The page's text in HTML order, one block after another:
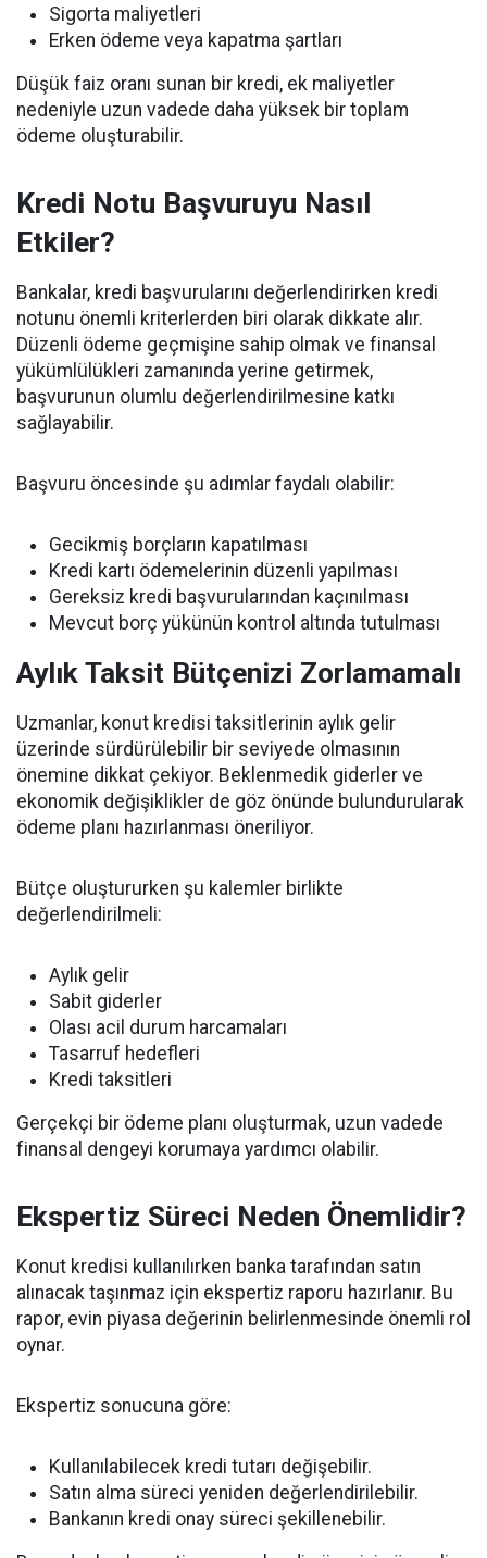
Sigorta maliyetleri
Erken ödeme veya kapatma şartları
Düşük faiz oranı sunan bir kredi, ek maliyetler
nedeniyle uzun vadede daha yüksek bir toplam
ödeme oluşturabilir.
Kredi Notu Başvuruyu Nasıl
Etkiler?
Bankalar, kredi başvurularını değerlendirirken kredi
notunu önemli kriterlerden biri olarak dikkate alır.
Düzenli ödeme geçmişine sahip olmak ve finansal
yükümlülükleri zamanında yerine getirmek,
başvurunun olumlu değerlendirilmesine katkı
sağlayabilir.
Başvuru öncesinde şu adımlar faydalı olabilir:
Gecikmiş borçların kapatılması
Kredi kartı ödemelerinin düzenli yapılması
Gereksiz kredi başvurularından kaçınılması
Mevcut borç yükünün kontrol altında tutulması
Aylık Taksit Bütçenizi Zorlamamalı
Uzmanlar, konut kredisi taksitlerinin aylık gelir
üzerinde sürdürülebilir bir seviyede olmasının
önemine dikkat çekiyor. Beklenmedik giderler ve
ekonomik değişiklikler de göz önünde bulundurularak
ödeme planı hazırlanması öneriliyor.
Bütçe oluştururken şu kalemler birlikte
değerlendirilmeli:
Aylık gelir
Sabit giderler
Olası acil durum harcamaları
Tasarruf hedefleri
Kredi taksitleri
Gerçekçi bir ödeme planı oluşturmak, uzun vadede
finansal dengeyi korumaya yardımcı olabilir.
Ekspertiz Süreci Neden Önemlidir?
Konut kredisi kullanılırken banka tarafından satın
alınacak taşınmaz için ekspertiz raporu hazırlanır. Bu
rapor, evin piyasa değerinin belirlenmesinde önemli rol
oynar.
Ekspertiz sonucuna göre:
Kullanılabilecek kredi tutarı değişebilir.
Satın alma süreci yeniden değerlendirilebilir.
Bankanın kredi onay süreci şekillenebilir.